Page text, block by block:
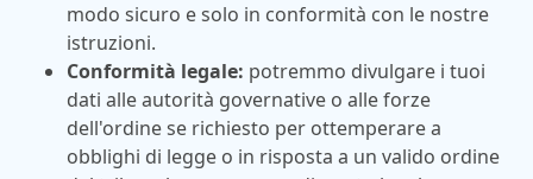
modo sicuro e solo in conformità con le nostre
istruzioni.
Conformità legale: potremmo divulgare i tuoi
dati alle autorità governative o alle forze
dell'ordine se richiesto per ottemperare a
obblighi di legge o in risposta a un valido ordine